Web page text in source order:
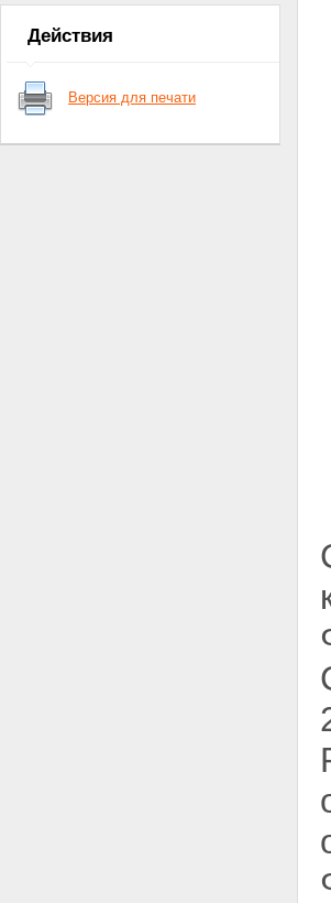
Действия
Версия для печати